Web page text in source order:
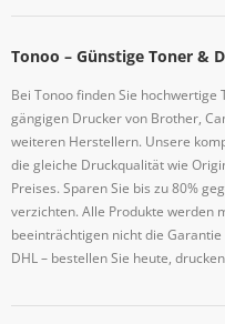
Tonoo – Günstige Toner &
Bei Tonoo finden Sie
gängigen Drucker von Brother,
weiteren Herstellern. Unsere
die gleiche Druckqualität wie
Preises. Sparen Sie bis zu 80%
verzichten. Alle Produkte werden
beeinträchtigen nicht die
DHL – bestellen Sie heute,